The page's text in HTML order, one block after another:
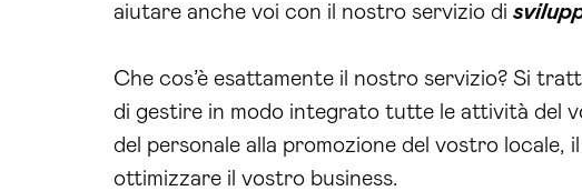
aiutare anche voi con il nostro servizio di
Che cos’è esattamente il nostro servizio? Si
di gestire in modo integrato tutte le attività del
del personale alla promozione del vostro locale,
ottimizzare il vostro business.